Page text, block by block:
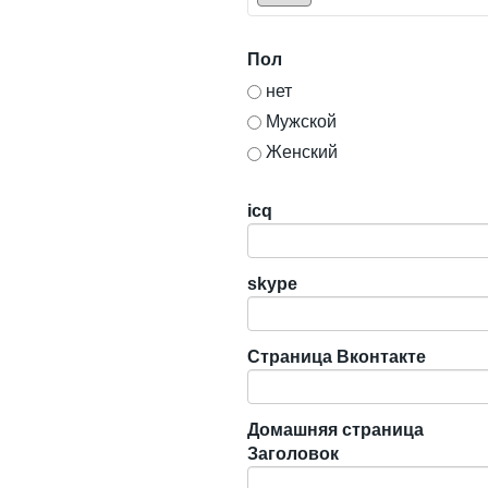
Пол
нет
Мужской
Женский
icq
skype
Страница Вконтакте
Домашняя страница
Заголовок